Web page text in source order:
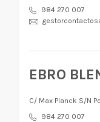
984 270 007
EBRO
C/ Max Planck S/N
984 270 007